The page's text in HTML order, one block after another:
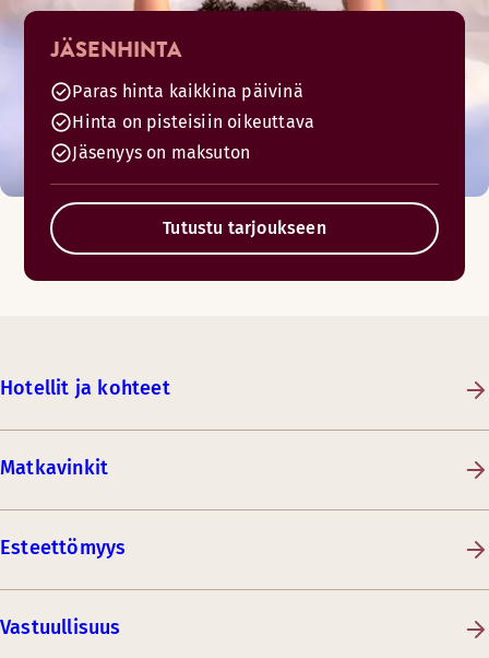
JÄSENHINTA
Paras hinta kaikkina päivinä
Hinta on pisteisiin oikeuttava
Jäsenyys on maksuton
Tutustu tarjoukseen
Hotellit ja kohteet
Matkavinkit
Esteettömyys
Vastuullisuus